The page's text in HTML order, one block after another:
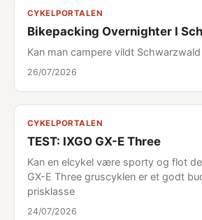
CYKELPORTALEN
Bikepacking Overnighter I
Kan man campere vildt Schwarzwald
26/07/2026
CYKELPORTALEN
TEST: IXGO GX-E Three
Kan en elcykel være sporty og flot
GX-E Three gruscyklen er et godt
prisklasse
24/07/2026